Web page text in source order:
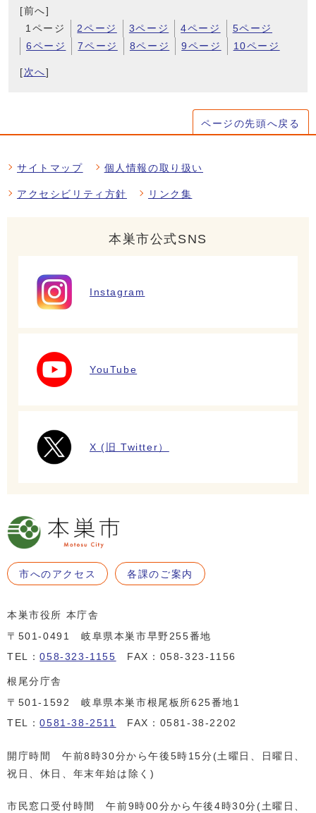
[前へ]
1ページ
2ページ 3ページ 4ページ
5ページ
6ページ
7ページ 8ページ 9ページ 10ページ
[次へ]
ページの先頭へ戻る
サイトマップ 個人情報の取り扱い
アクセシビリティ方針 リンク集
本巣市公式SNS
Instagram
YouTube
X (旧 Twitter）
市へのアクセス 各課のご案内
本巣市役所 本庁舎
〒501-0491 岐阜県本巣市早野255番地
TEL：058-323-1155 FAX：058-323-1156
根尾分庁舎
〒501-1592 岐阜県本巣市根尾板所625番地1
TEL：0581-38-2511 FAX：0581-38-2202
開庁時間 午前8時30分から午後5時15分(土曜日、日曜日、
祝日、休日、年末年始は除く)
市民窓口受付時間 午前9時00分から午後4時30分(土曜日、